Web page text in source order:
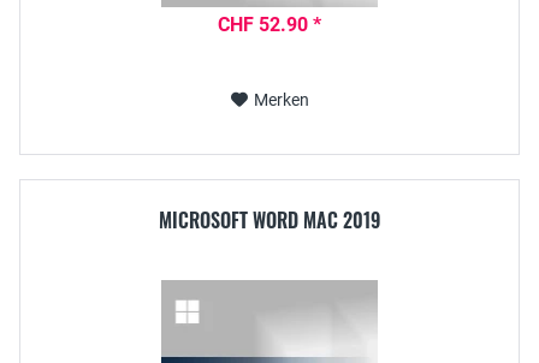
CHF 52.90 *
Merken
MICROSOFT WORD MAC 2019